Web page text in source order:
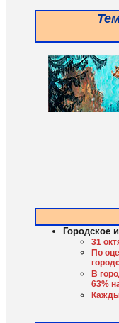
Городское
31
По
В
63%